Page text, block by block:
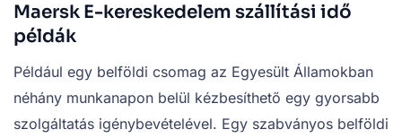
Maersk E-kereskedelem szállítási idő
példák
Például egy belföldi csomag az Egyesült Államokban
néhány munkanapon belül kézbesíthető egy gyorsabb
szolgáltatás igénybevételével. Egy szabványos belföldi